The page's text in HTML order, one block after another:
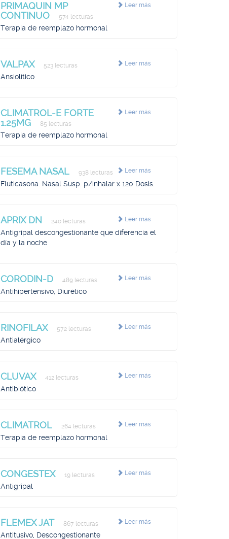
Leer más
PRIMAQUIN MP
CONTINUO
574 lecturas
Terapia de reemplazo hormonal
Leer más
VALPAX 523 lecturas
Ansiolítico
Leer más
CLIMATROL-E FORTE
1.25MG
85 lecturas
Terapia de reemplazo hormonal
Leer más
FESEMA NASAL 938 lecturas
Fluticasona. Nasal Susp. p/inhalar x 120 Dosis.
Leer más
APRIX DN 240 lecturas
Antigripal descongestionante que diferencia el
día y la noche
Leer más
CORODIN-D 489 lecturas
Antihipertensivo, Diurético
Leer más
RINOFILAX 572 lecturas
Antialérgico
Leer más
CLUVAX 412 lecturas
Antibiótico
Leer más
CLIMATROL 264 lecturas
Terapia de reemplazo hormonal
Leer más
CONGESTEX 19 lecturas
Antigripal
Leer más
FLEMEX JAT 867 lecturas
Antitusivo, Descongestionante